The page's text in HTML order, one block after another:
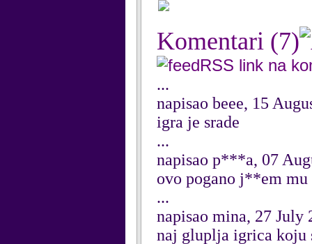
Komentari (7)
RSS link na
...
napisao beee, 15
igra je srade
...
napisao p***a, 07
ovo pogano j**em mu
...
napisao mina, 27 July
naj gluplja igrica koju